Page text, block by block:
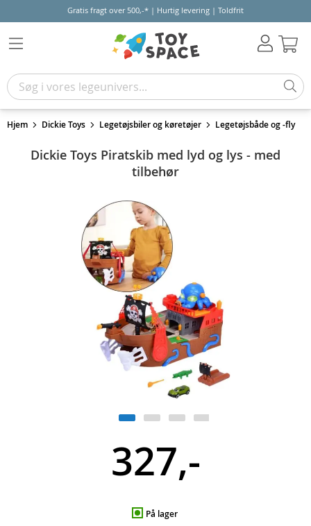
Gratis fragt over 500,-* | Hurtig levering | Toldfrit
Hjem Dickie Toys Legetøjsbiler og køretøjer Legetøjsbåde og -fly
Dickie Toys Piratskib med lyd og lys - med
tilbehør
327,-
På lager